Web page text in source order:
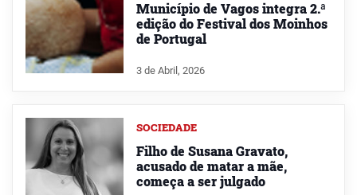
Município de Vagos integra 2.ª
edição do Festival dos Moinhos
de Portugal
3 de Abril, 2026
SOCIEDADE
Filho de Susana Gravato,
acusado de matar a mãe,
começa a ser julgado